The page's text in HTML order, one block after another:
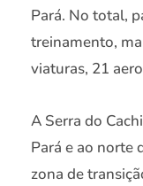
Pará. No total,
treinamento,
viaturas, 21
A Serra do
Pará e ao norte
zona de